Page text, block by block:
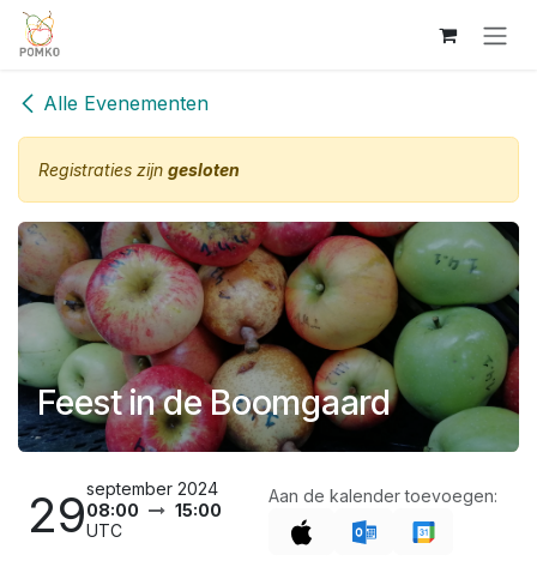
Overslaan naar inhoud
Alle Evenementen
Registraties zijn gesloten
Feest in de Boomgaard
29september 2024
08:00
15:00
UTC
Aan de kalender toevoegen: